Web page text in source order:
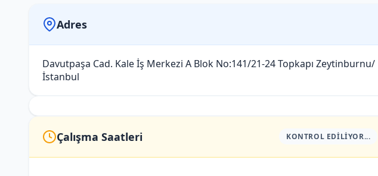
Adres
Davutpaşa Cad. Kale İş Merkezi A Blok No:141/21-24 Topkapı Zeytinburnu/
İstanbul
Çalışma Saatleri KONTROL EDILIYOR...